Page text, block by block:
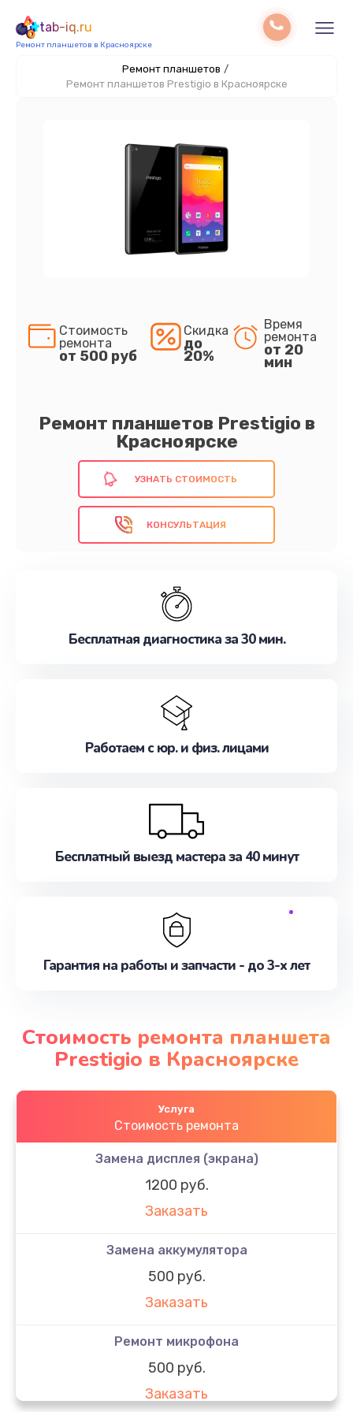
tab-iq.ru
Ремонт планшетов в Красноярске
Ремонт планшетов /
Ремонт планшетов Prestigio в Красноярске
Ремонт планшетов Prestigio в
Красноярске
Стоимость
ремонта
от 500 руб
Скидка
до
20%
Время
ремонта
от 20
мин
УЗНАТЬ СТОИМОСТЬ
КОНСУЛЬТАЦИЯ
Бесплатная диагностика за 30 мин.
Работаем с юр. и физ. лицами
Бесплатный выезд мастера за 40 минут
Гарантия на работы и запчасти - до 3-х лет
Стоимость ремонта планшета
Prestigio в Красноярске
Услуга
Стоимость ремонта
Замена дисплея (экрана)
1200 руб.
Заказать
Замена аккумулятора
500 руб.
Заказать
Ремонт микрофона
500 руб.
Заказать